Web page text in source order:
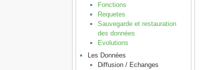
Fonctions
Requetes
Sauvegarde et restauration
des données
Evolutions
Les Données
Diffusion / Echanges